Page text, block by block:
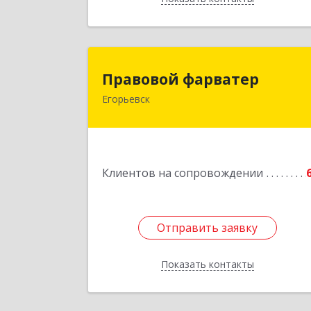
Правовой фарватер
Егорьевск
Клиентов на сопровождении
Отправить заявку
Показать контакты
Правовой фарватер
Отправить заявку
Назад